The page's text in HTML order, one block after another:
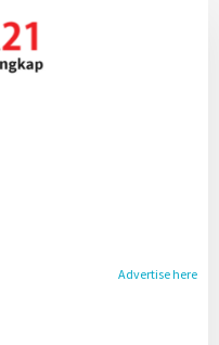
Advertise here